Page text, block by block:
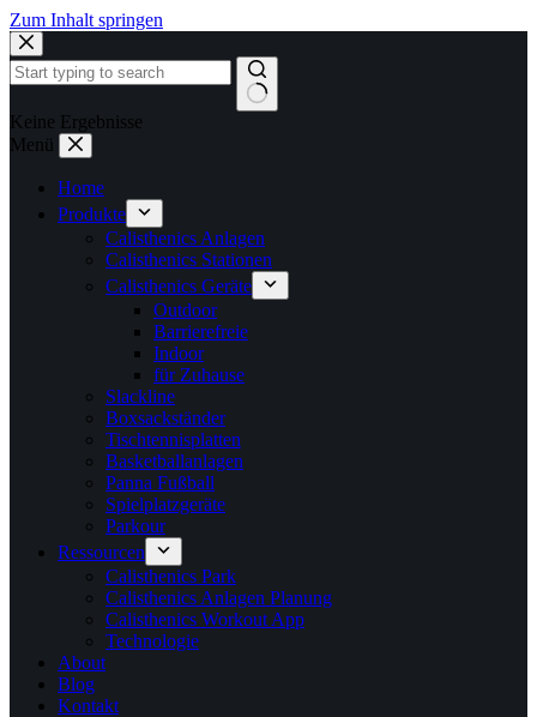
Zum Inhalt springen
Keine Ergebnisse
Menü
Home
Produkte
Calisthenics Anlagen
Calisthenics Stationen
Calisthenics Geräte
Outdoor
Barrierefreie
Indoor
für Zuhause
Slackline
Boxsackständer
Tischtennisplatten
Basketballanlagen
Panna Fußball
Spielplatzgeräte
Parkour
Ressourcen
Calisthenics Park
Calisthenics Anlagen Planung
Calisthenics Workout App
Technologie
About
Blog
Kontakt